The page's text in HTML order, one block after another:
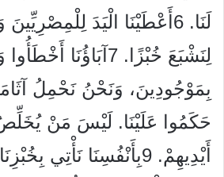
لَنَا. 6أَعْطَيْنَا الْيَدَ
لِنَشْبَعَ خُبْزًا. 7آبَاؤُنَا
حَكَمُوا عَلَيْنَا. لَيْسَ مَنْ
أَيْدِيهِمْ. 9بِأَنْفُسِنَا نَأْتِي